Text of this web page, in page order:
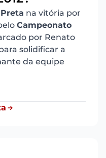
na vitória por
Campeonato
por Renato
solidificar a
da equipe